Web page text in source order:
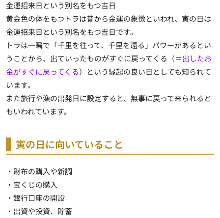
金運招来日という別名をもつ吉日
黄金色の体をもつトラは昔から金運の象徴といわれ、寅の日は
金運招来日という別名をもつ吉日です。
トラは一瞬で「千里を往って、千里を還る」パワーがあるとい
うことから、出ていったものがすぐに戻ってくる（＝出したお
金がすぐに戻ってくる）という縁起の良い日としても知られて
います。
また旅行や漁の出発日に設定すると、無事に戻って来られると
もいわれています。
寅の日に向いていること
・財布の購入や新調
・宝くじの購入
・銀行口座の開設
・出資や投資、貯蓄